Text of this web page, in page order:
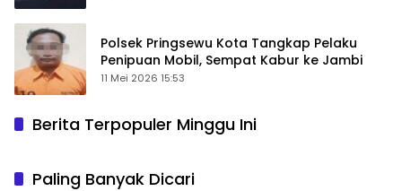
Polsek Pringsewu Kota Tangkap Pelaku
Penipuan Mobil, Sempat Kabur ke Jambi
11 Mei 2026 15:53
Berita Terpopuler Minggu Ini
Paling Banyak Dicari